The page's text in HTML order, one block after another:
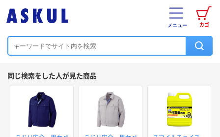
カゴ
メニュー
同じ検索をした人が見た商品